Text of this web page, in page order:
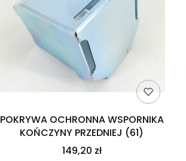
POKRYWA OCHRONNA WSPORNIKA
KOŃCZYNY PRZEDNIEJ (61)
149,20 zł